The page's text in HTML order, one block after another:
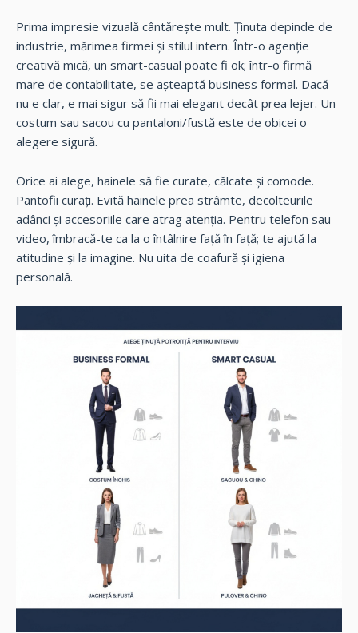
Prima impresie vizuală cântărește mult. Ținuta depinde de
industrie, mărimea firmei și stilul intern. Într-o agenție
creativă mică, un smart-casual poate fi ok; într-o firmă
mare de contabilitate, se așteaptă business formal. Dacă
nu e clar, e mai sigur să fii mai elegant decât prea lejer. Un
costum sau sacou cu pantaloni/fustă este de obicei o
alegere sigură.
Orice ai alege, hainele să fie curate, călcate și comode.
Pantofii curați. Evită hainele prea strâmte, decolteurile
adânci și accesoriile care atrag atenția. Pentru telefon sau
video, îmbracă-te ca la o întâlnire față în față; te ajută la
atitudine și la imagine. Nu uita de coafură și igiena
personală.